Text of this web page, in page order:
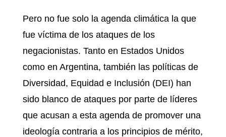
Pero no fue solo la agenda climática la que
fue víctima de los ataques de los
negacionistas. Tanto en Estados Unidos
como en Argentina, también las políticas de
Diversidad, Equidad e Inclusión (DEI) han
sido blanco de ataques por parte de líderes
que acusan a esta agenda de promover una
ideología contraria a los principios de mérito,